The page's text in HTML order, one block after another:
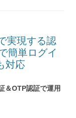
実現する認
簡単ログイ
対応
OTP認証で運用